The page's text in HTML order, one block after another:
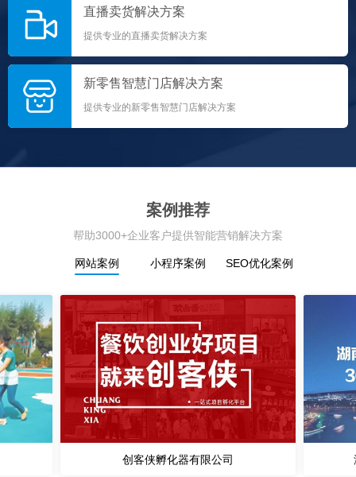
直播卖货解决方案
提供专业的直播卖货解决方案
新零售智慧门店解决方案
提供专业的新零售智慧门店解决方案
案例推荐
帮助3000+企业客户提供智能营销解决方案
网站案例 小程序案例 SEO优化案例
创客侠孵化器有限公司